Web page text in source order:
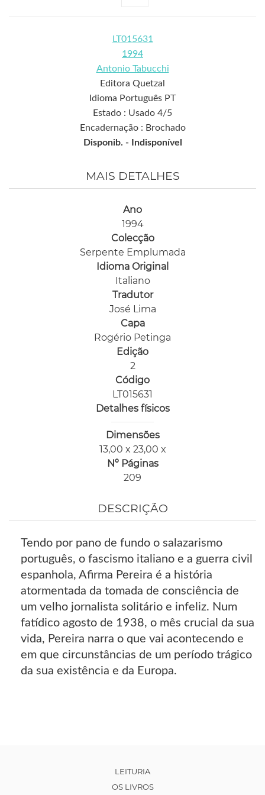
LT015631
1994
Antonio Tabucchi
Editora Quetzal
Idioma Português PT
Estado : Usado 4/5
Encadernação : Brochado
Disponib. - Indisponível
MAIS DETALHES
Ano
1994
Colecção
Serpente Emplumada
Idioma Original
Italiano
Tradutor
José Lima
Capa
Rogério Petinga
Edição
2
Código
LT015631
Detalhes físicos
Dimensões
13,00 x 23,00 x
Nº Páginas
209
DESCRIÇÃO
Tendo por pano de fundo o salazarismo
português, o fascismo italiano e a guerra civil
espanhola, Afirma Pereira é a história
atormentada da tomada de consciência de
um velho jornalista solitário e infeliz. Num
fatídico agosto de 1938, o mês crucial da sua
vida, Pereira narra o que vai acontecendo e
em que circunstâncias de um período trágico
da sua existência e da Europa.
LEITURIA
OS LIVROS